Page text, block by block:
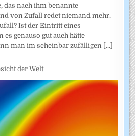
das nach ihm benannte
von Zufall redet niemand mehr.
Ist der Eintritt eines
genauso gut auch hätte
man im scheinbar zufälligen [...]
der Welt